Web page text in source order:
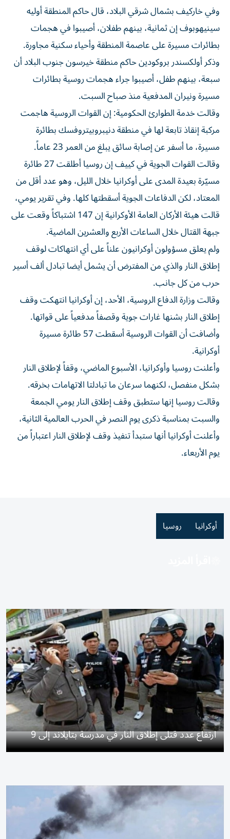
وفي خاركيف بشمال شرقي البلاد، قال حاكم المنطقة أوليه
سينيهوبوف إن ثمانية، بينهم طفلان، أصيبوا في هجمات
بطائرات مسيرة على عاصمة المنطقة وأحياء سكنية مجاورة.
وذكر أولكسندر بروكودين حاكم منطقة خيرسون جنوب البلاد أن
سبعة، بينهم طفل، أصيبوا ​جراء هجمات روسية بطائرات
مسيرة ونيران المدفعية منذ صباح السبت.
وقالت ‌خدمة الطوارئ الحكومية: إن القوات الروسية هاجمت
مركبة إنقاذ تابعة لها في منطقة دنيبروبيتروفسك بطائرة
مسيرة، ما أسفر عن إصابة سائق يبلغ من العمر 23 ⁠عاماً.
وقالت القوات الجوية في كييف إن روسيا أطلقت 27 طائرة
مسيّرة بعيدة المدى على أوكرانيا خلال الليل، وهو عدد أقل من
المعتاد، لكن الدفاعات الجوية أسقطتها كلها. وفي ​تقرير يومي،
‌قالت هيئة الأركان العامة الأوكرانية إن 147 اشتباكاً وقعت على
جبهة ‌القتال خلال الساعات الأربع والعشرين الماضية.
ولم يعلق مسؤولون أوكرانيون علناً على أي انتهاكات لوقف
إطلاق النار والذي من المفترض أن يشمل أيضا تبادل ألف أسير
حرب من كل جانب.
وقالت ‌وزارة الدفاع ‌الروسية، الأحد، إن أوكرانيا انتهكت وقف
⁠إطلاق النار بشنها غارات جوية وقصفاً مدفعياً على قواتها.
‌وأضافت أن القوات الروسية أسقطت 57 طائرة مسيرة
أوكرانية.
وأعلنت روسيا وأوكرانيا، الأسبوع الماضي، وقفاً لإطلاق النار
بشكل منفصل، لكنهما سرعان ما ⁠تبادلتا الاتهامات بخرقه.
وقالت روسيا إنها ستطبق وقف إطلاق النار ​يومي الجمعة
والسبت بمناسبة ذكرى يوم النصر في الحرب العالمية الثانية،
وأعلنت أوكرانيا أنها ستبدأ تنفيذ وقف لإطلاق النار اعتباراً من
يوم ⁠الأربعاء.
أوكرانيا روسيا
ارتفاع عدد قتلى إطلاق النار في مدرسة بتايلاند إلى 9